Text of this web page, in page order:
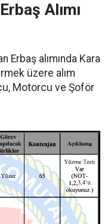
Alımı
Erbaş alımında Kara
üzere alım
Motorcu ve Şoför